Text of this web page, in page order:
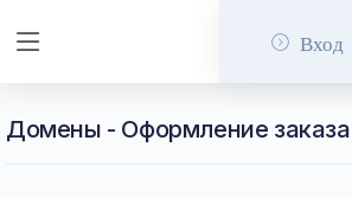
Вход
Домены - Оформление заказа